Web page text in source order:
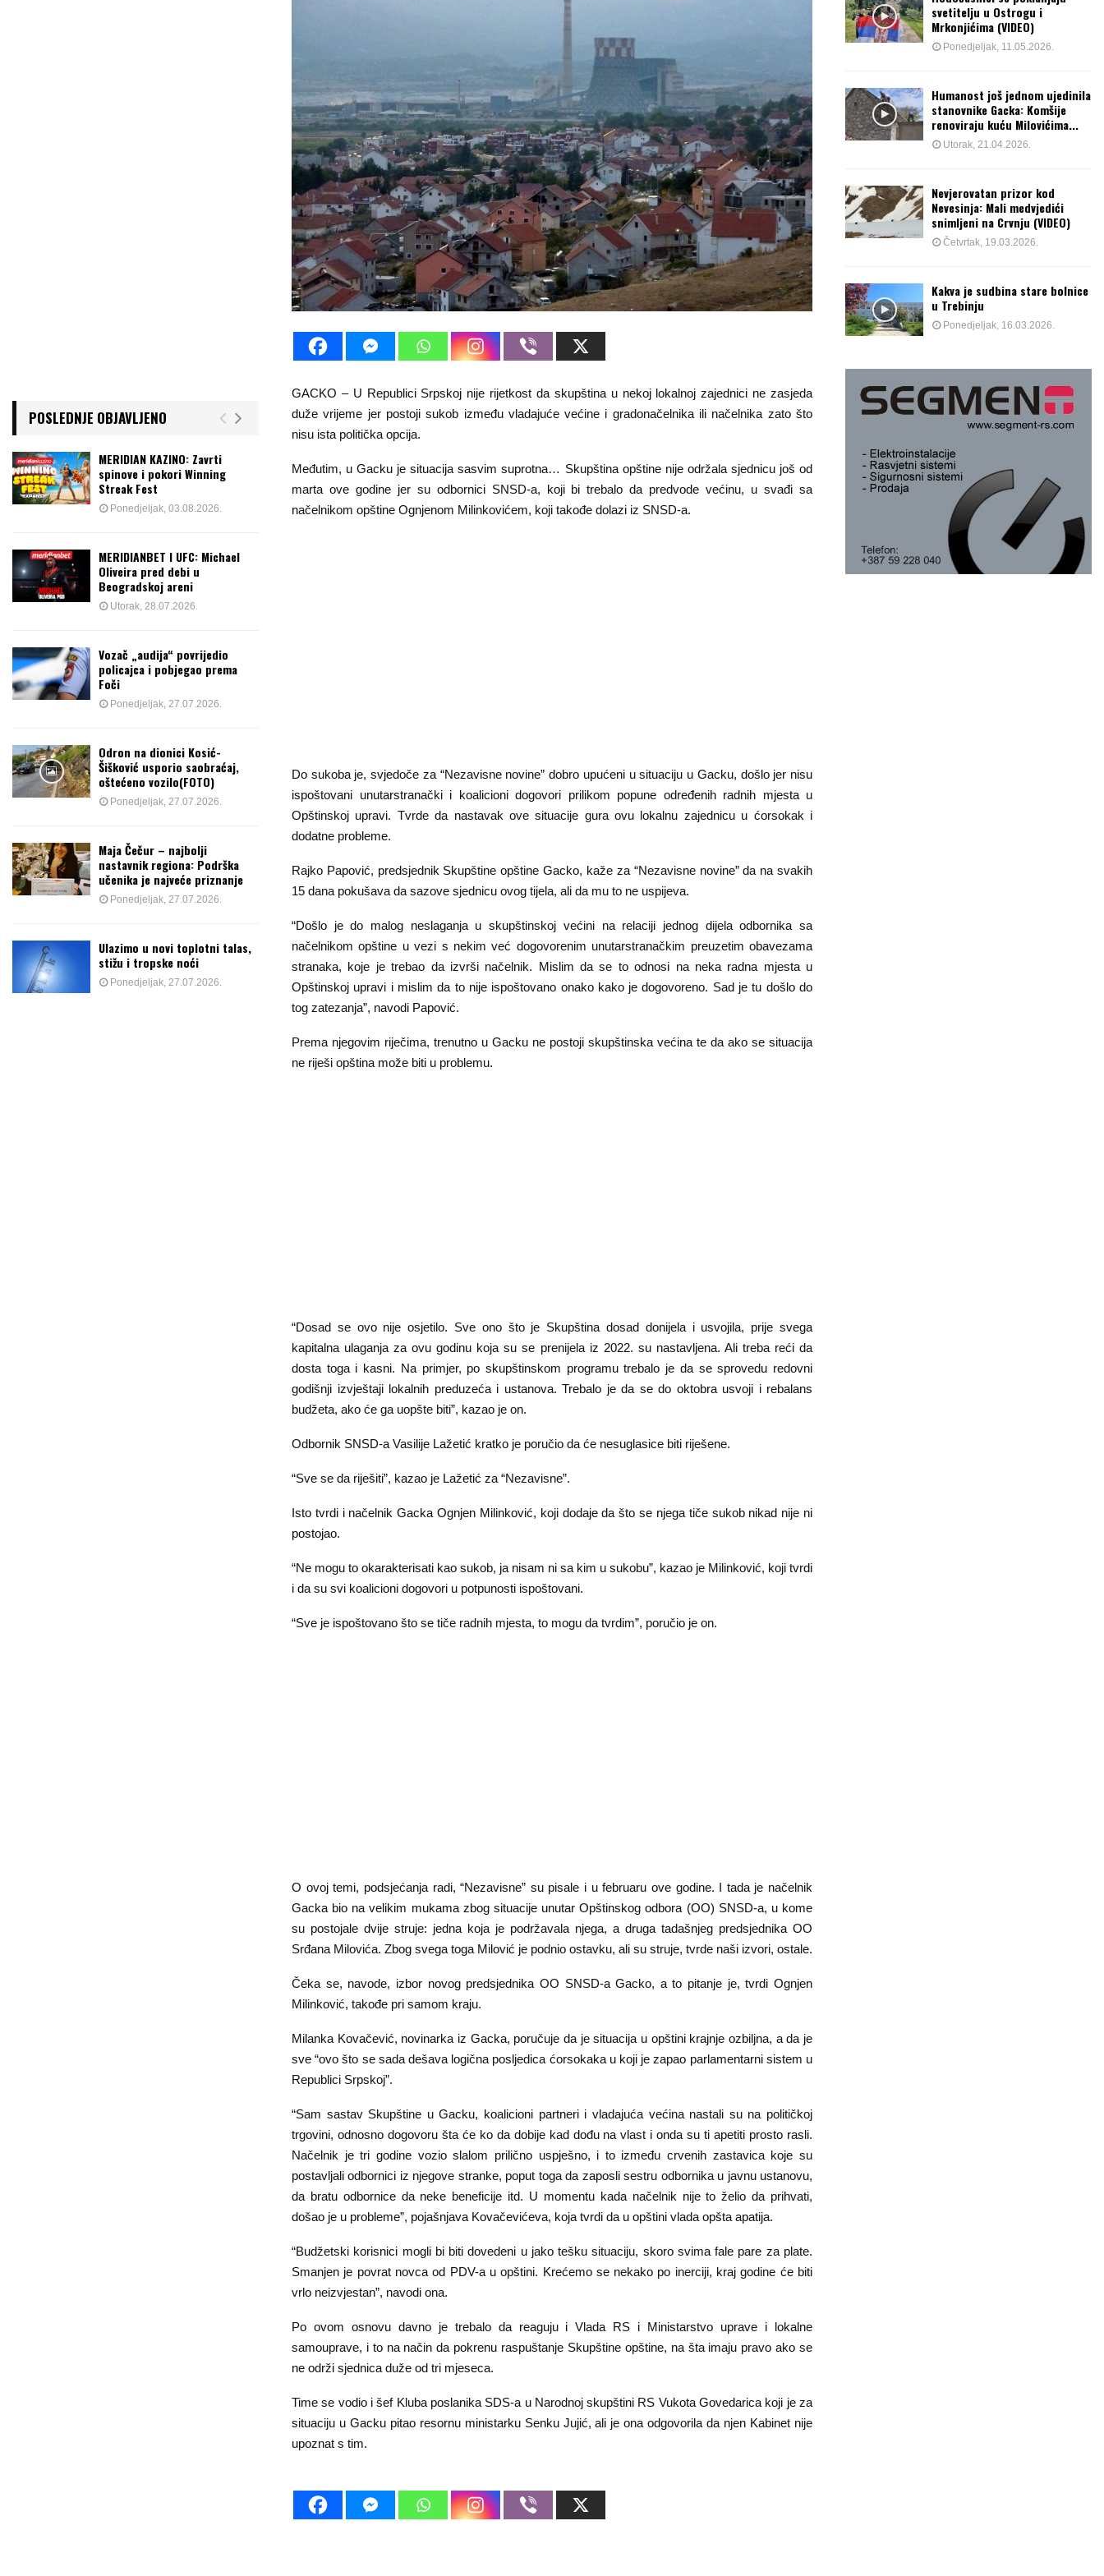
GACKO – U Republici Srpskoj nije rijetkost da skupština u nekoj lokalnoj zajednici ne zasjeda
duže vrijeme jer postoji sukob između vladajuće većine i gradonačelnika ili načelnika zato što
nisu ista politička opcija.
Međutim, u Gacku je situacija sasvim suprotna… Skupština opštine nije održala sjednicu još od
marta ove godine jer su odbornici SNSD-a, koji bi trebalo da predvode većinu, u svađi sa
načelnikom opštine Ognjenom Milinkovićem, koji takođe dolazi iz SNSD-a.
Do sukoba je, svjedoče za “Nezavisne novine” dobro upućeni u situaciju u Gacku, došlo jer nisu
ispoštovani unutarstranački i koalicioni dogovori prilikom popune određenih radnih mjesta u
Opštinskoj upravi. Tvrde da nastavak ove situacije gura ovu lokalnu zajednicu u ćorsokak i
dodatne probleme.
Rajko Papović, predsjednik Skupštine opštine Gacko, kaže za “Nezavisne novine” da na svakih
15 dana pokušava da sazove sjednicu ovog tijela, ali da mu to ne uspijeva.
“Došlo je do malog neslaganja u skupštinskoj većini na relaciji jednog dijela odbornika sa
načelnikom opštine u vezi s nekim već dogovorenim unutarstranačkim preuzetim obavezama
stranaka, koje je trebao da izvrši načelnik. Mislim da se to odnosi na neka radna mjesta u
Opštinskoj upravi i mislim da to nije ispoštovano onako kako je dogovoreno. Sad je tu došlo do
tog zatezanja”, navodi Papović.
Prema njegovim riječima, trenutno u Gacku ne postoji skupštinska većina te da ako se situacija
ne riješi opština može biti u problemu.
“Dosad se ovo nije osjetilo. Sve ono što je Skupština dosad donijela i usvojila, prije svega
kapitalna ulaganja za ovu godinu koja su se prenijela iz 2022. su nastavljena. Ali treba reći da
dosta toga i kasni. Na primjer, po skupštinskom programu trebalo je da se sprovedu redovni
godišnji izvještaji lokalnih preduzeća i ustanova. Trebalo je da se do oktobra usvoji i rebalans
budžeta, ako će ga uopšte biti”, kazao je on.
Odbornik SNSD-a Vasilije Lažetić kratko je poručio da će nesuglasice biti riješene.
“Sve se da riješiti”, kazao je Lažetić za “Nezavisne”.
Isto tvrdi i načelnik Gacka Ognjen Milinković, koji dodaje da što se njega tiče sukob nikad nije ni
postojao.
“Ne mogu to okarakterisati kao sukob, ja nisam ni sa kim u sukobu”, kazao je Milinković, koji tvrdi
i da su svi koalicioni dogovori u potpunosti ispoštovani.
“Sve je ispoštovano što se tiče radnih mjesta, to mogu da tvrdim”, poručio je on.
O ovoj temi, podsjećanja radi, “Nezavisne” su pisale i u februaru ove godine. I tada je načelnik
Gacka bio na velikim mukama zbog situacije unutar Opštinskog odbora (OO) SNSD-a, u kome
su postojale dvije struje: jedna koja je podržavala njega, a druga tadašnjeg predsjednika OO
Srđana Milovića. Zbog svega toga Milović je podnio ostavku, ali su struje, tvrde naši izvori, ostale.
Čeka se, navode, izbor novog predsjednika OO SNSD-a Gacko, a to pitanje je, tvrdi Ognjen
Milinković, takođe pri samom kraju.
Milanka Kovačević, novinarka iz Gacka, poručuje da je situacija u opštini krajnje ozbiljna, a da je
sve “ovo što se sada dešava logična posljedica ćorsokaka u koji je zapao parlamentarni sistem u
Republici Srpskoj”.
“Sam sastav Skupštine u Gacku, koalicioni partneri i vladajuća većina nastali su na političkoj
trgovini, odnosno dogovoru šta će ko da dobije kad dođu na vlast i onda su ti apetiti prosto rasli.
Načelnik je tri godine vozio slalom prilično uspješno, i to između crvenih zastavica koje su
postavljali odbornici iz njegove stranke, poput toga da zaposli sestru odbornika u javnu ustanovu,
da bratu odbornice da neke beneficije itd. U momentu kada načelnik nije to želio da prihvati,
došao je u probleme”, pojašnjava Kovačevićeva, koja tvrdi da u opštini vlada opšta apatija.
“Budžetski korisnici mogli bi biti dovedeni u jako tešku situaciju, skoro svima fale pare za plate.
Smanjen je povrat novca od PDV-a u opštini. Krećemo se nekako po inerciji, kraj godine će biti
vrlo neizvjestan”, navodi ona.
Po ovom osnovu davno je trebalo da reaguju i Vlada RS i Ministarstvo uprave i lokalne
samouprave, i to na način da pokrenu raspuštanje Skupštine opštine, na šta imaju pravo ako se
ne održi sjednica duže od tri mjeseca.
Time se vodio i šef Kluba poslanika SDS-a u Narodnoj skupštini RS Vukota Govedarica koji je za
situaciju u Gacku pitao resornu ministarku Senku Jujić, ali je ona odgovorila da njen Kabinet nije
upoznat s tim.
POSLEDNJE OBJAVLJENO
MERIDIAN KAZINO: Zavrti
spinove i pokori Winning
Streak Fest
Ponedjeljak, 03.08.2026.
MERIDIANBET I UFC: Michael
Oliveira pred debi u
Beogradskoj areni
Utorak, 28.07.2026.
Vozač „audija“ povrijedio
policajca i pobjegao prema
Foči
Ponedjeljak, 27.07.2026.
Odron na dionici Kosić-
Šišković usporio saobraćaj,
oštećeno vozilo(FOTO)
Ponedjeljak, 27.07.2026.
Maja Čečur – najbolji
nastavnik regiona: Podrška
učenika je najveće priznanje
Ponedjeljak, 27.07.2026.
Ulazimo u novi toplotni talas,
stižu i tropske noći
Ponedjeljak, 27.07.2026.
svetitelju u Ostrogu i
Mrkonjićima (VIDEO)
Ponedjeljak, 11.05.2026.
Humanost još jednom ujedinila
stanovnike Gacka: Komšije
renoviraju kuću Milovićima...
Utorak, 21.04.2026.
Nevjerovatan prizor kod
Nevesinja: Mali medvjedići
snimljeni na Crvnju (VIDEO)
Četvrtak, 19.03.2026.
Kakva je sudbina stare bolnice
u Trebinju
Ponedjeljak, 16.03.2026.